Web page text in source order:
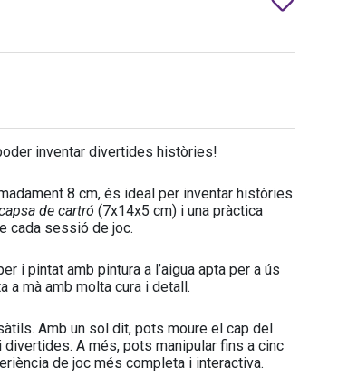
inventar divertides històries!
8 cm, és ideal per inventar històries
de cartró (7x14x5 cm) i una pràctica
cada sessió de joc.
i pintat amb pintura a l’aigua apta per a ús
a mà amb molta cura i detall.
Amb un sol dit, pots moure el cap del
A més, pots manipular fins a cinc
de joc més completa i interactiva.